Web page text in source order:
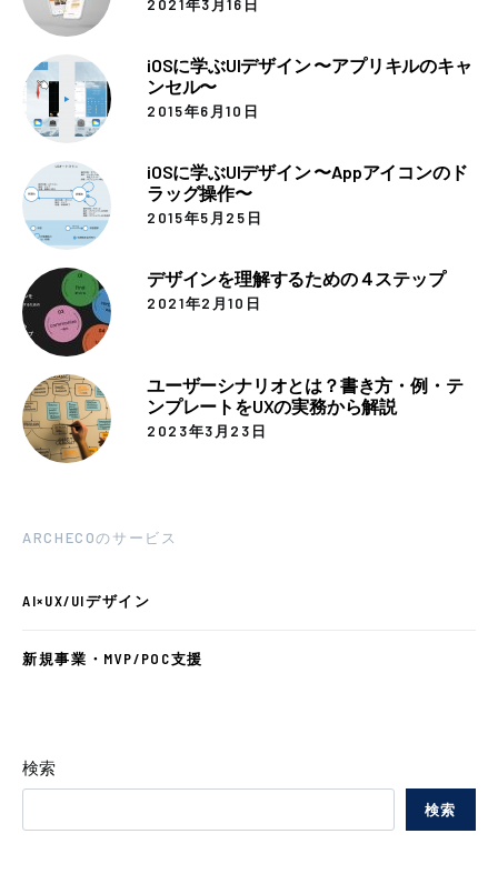
2021年3月16日
iOSに学ぶUIデザイン 〜アプリキルのキャ
ンセル〜
2015年6月10日
iOSに学ぶUIデザイン 〜Appアイコンのド
ラッグ操作〜
2015年5月25日
デザインを理解するための４ステップ
2021年2月10日
ユーザーシナリオとは？書き方・例・テ
ンプレートをUXの実務から解説
2023年3月23日
ARCHECOのサービス
AI×UX/UIデザイン
新規事業・MVP/POC支援
検索
検索